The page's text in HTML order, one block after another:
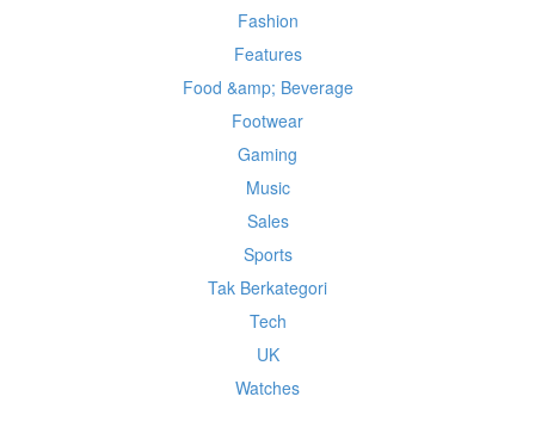
Fashion
Features
Food &amp; Beverage
Footwear
Gaming
Music
Sales
Sports
Tak Berkategori
Tech
UK
Watches